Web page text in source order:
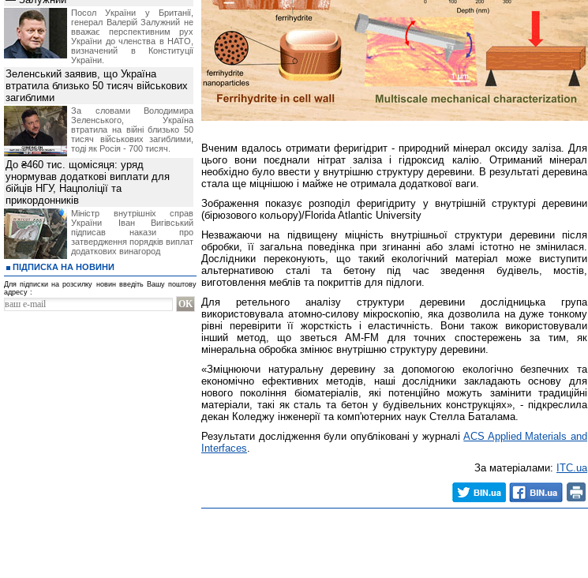
Вченим вдалось отримати феригідрит - природний мінерал оксиду заліза. Для
цього вони поєднали нітрат заліза і гідроксид калію. Отриманий мінерал
необхідно було ввести у внутрішню структуру деревини. В результаті деревина
стала ще міцнішою і майже не отримала додаткової ваги.
Зображення показує розподіл феригідриту у внутрішній структурі деревини
(бірюзового кольору)/Florida Atlantic University
Незважаючи на підвищену міцність внутрішньої структури деревини після
обробки, її загальна поведінка при згинанні або зламі істотно не змінилася.
Дослідники переконують, що такий екологічний матеріал може виступити
альтернативою сталі та бетону під час зведення будівель, мостів,
виготовлення меблів та покриттів для підлоги.
Для ретельного аналізу структури деревини дослідницька група
використовувала атомно-силову мікроскопію, яка дозволила на дуже тонкому
рівні перевірити її жорсткість і еластичність. Вони також використовували
інший метод, що зветься AM-FM для точних спостережень за тим, як
мінеральна обробка змінює внутрішню структуру деревини.
«Зміцнюючи натуральну деревину за допомогою екологічно безпечних та
економічно ефективних методів, наші дослідники закладають основу для
нового покоління біоматеріалів, які потенційно можуть замінити традиційні
матеріали, такі як сталь та бетон у будівельних конструкціях», - підкреслила
декан Коледжу інженерії та комп'ютерних наук Стелла Баталама.
Результати дослідження були опубліковані у журналіACS Applied Materials and
Interfaces.
За матеріалами: ITC.ua
Посол України у Британії,
генерал Валерій Залужний не
вважає перспективним рух
України до членства в НАТО,
визначений в Конституції
України.
Зеленський заявив, що Україна
втратила близько 50 тисяч військових
загиблими
За словами Володимира
Зеленського, Україна
втратила на війні близько 50
тисяч військових загиблими,
тоді як Росія - 700 тисяч.
До ₴460 тис. щомісяця: уряд
унормував додаткові виплати для
бійців НГУ, Нацполіції та
прикордонників
Міністр внутрішніх справ
України Іван Вигівський
підписав накази про
затвердження порядків виплат
додаткових винагород
ПІДПИСКА НА НОВИНИ
Для підписки на розсилку новин введіть Вашу поштову
адресу :